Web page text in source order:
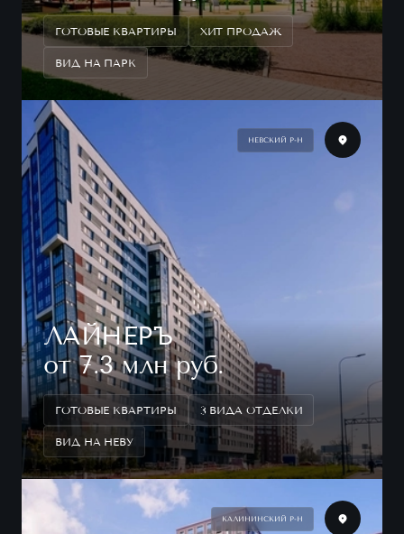
ГОТОВЫЕ КВАРТИРЫ ХИТ ПРОДАЖ
ВИД НА ПАРК
НЕВСКИЙ Р-Н
ЛАЙНЕРЪ
от 7.3 млн руб.
ГОТОВЫЕ КВАРТИРЫ 3 ВИДА ОТДЕЛКИ
ВИД НА НЕВУ
КАЛИНИНСКИЙ Р-Н